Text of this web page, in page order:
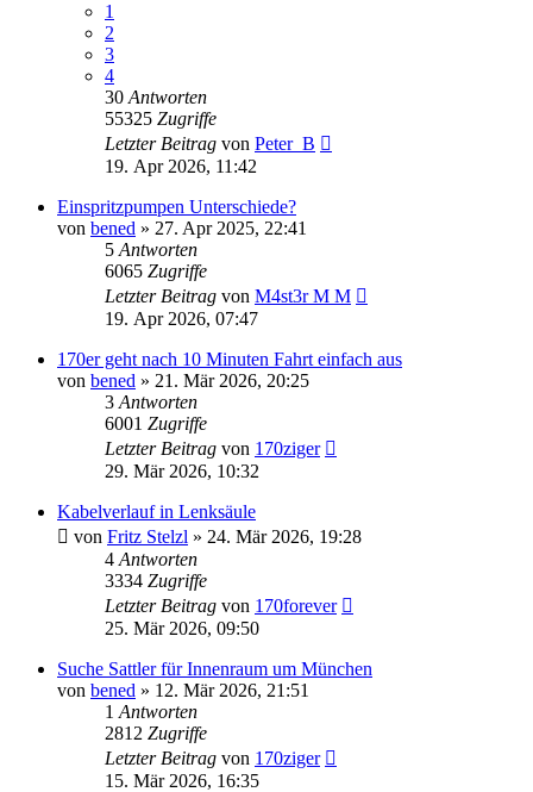
1
2
3
4
30 Antworten
55325 Zugriffe
Letzter Beitrag von Peter_B
19. Apr 2026, 11:42
Einspritzpumpen Unterschiede?
von bened » 27. Apr 2025, 22:41
5 Antworten
6065 Zugriffe
Letzter Beitrag von M4st3r M M
19. Apr 2026, 07:47
170er geht nach 10 Minuten Fahrt einfach aus
von bened » 21. Mär 2026, 20:25
3 Antworten
6001 Zugriffe
Letzter Beitrag von 170ziger
29. Mär 2026, 10:32
Kabelverlauf in Lenksäule
von Fritz Stelzl » 24. Mär 2026, 19:28
4 Antworten
3334 Zugriffe
Letzter Beitrag von 170forever
25. Mär 2026, 09:50
Suche Sattler für Innenraum um München
von bened » 12. Mär 2026, 21:51
1 Antworten
2812 Zugriffe
Letzter Beitrag von 170ziger
15. Mär 2026, 16:35